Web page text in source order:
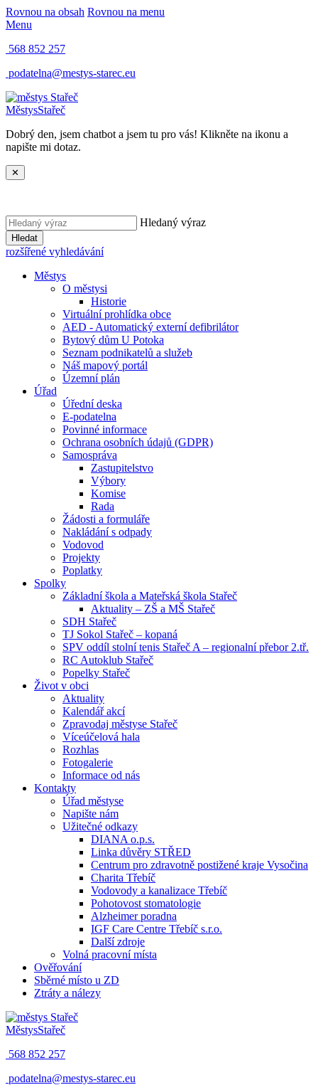
Rovnou na obsah Rovnou na menu
Menu
568 852 257
podatelna@mestys-starec.eu
MěstysStařeč
Dobrý den, jsem chatbot a jsem tu pro vás! Klikněte na ikonu a
napište mi dotaz.
✕
Hledaný výraz
Hledat
rozšířené vyhledávání
Městys
O městysi
Historie
Virtuální prohlídka obce
AED - Automatický externí defibrilátor
Bytový dům U Potoka
Seznam podnikatelů a služeb
Náš mapový portál
Územní plán
Úřad
Úřední deska
E-podatelna
Povinné informace
Ochrana osobních údajů (GDPR)
Samospráva
Zastupitelstvo
Výbory
Komise
Rada
Žádosti a formuláře
Nakládání s odpady
Vodovod
Projekty
Poplatky
Spolky
Základní škola a Mateřská škola Stařeč
Aktuality – ZŠ a MŠ Stařeč
SDH Stařeč
TJ Sokol Stařeč – kopaná
SPV oddíl stolní tenis Stařeč A – regionalní přebor 2.tř.
RC Autoklub Stařeč
Popelky Stařeč
Život v obci
Aktuality
Kalendář akcí
Zpravodaj městyse Stařeč
Víceúčelová hala
Rozhlas
Fotogalerie
Informace od nás
Kontakty
Úřad městyse
Napište nám
Užitečné odkazy
DIANA o.p.s.
Linka důvěry STŘED
Centrum pro zdravotně postižené kraje Vysočina
Charita Třebíč
Vodovody a kanalizace Třebíč
Pohotovost stomatologie
Alzheimer poradna
IGF Care Centre Třebíč s.r.o.
Další zdroje
Volná pracovní místa
Ověřování
Sběrné místo u ZD
Ztráty a nálezy
MěstysStařeč
568 852 257
podatelna@mestys-starec.eu